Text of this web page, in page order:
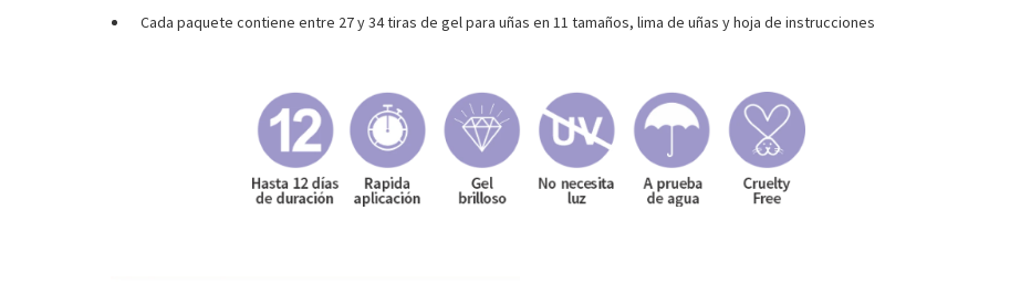
Cada paquete contiene entre 27 y 34 tiras de gel para uñas en 11 tamaños, lima de uñas y hoja de instrucciones